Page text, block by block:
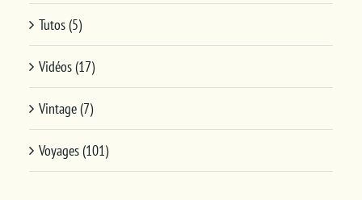
Tutos (5)
Vidéos (17)
Vintage (7)
Voyages (101)